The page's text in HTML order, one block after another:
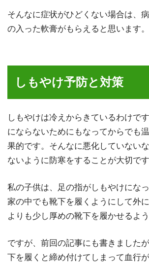
そんなに症状がひどくない場合は、
の入った軟膏がもらえると思います。
しもやけ予防と対策
しもやけは冷えからきているわけで
にならないためにもなってからでも
果的です。そんなに悪化していない
ないように防寒をすることが大切です
私の子供は、足の指がしもやけにな
家の中でも靴下を履くようにして外
よりも少し厚めの靴下を履かせるよう
ですが、前回の記事にも書きました
下を履くと締め付けてしまって血行